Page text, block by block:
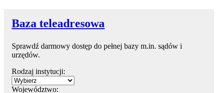
Baza teleadresowa
Sprawdź darmowy dostęp do pełnej bazy m.in. sądów i
urzędów.
Rodzaj instytucji:
Województwo: